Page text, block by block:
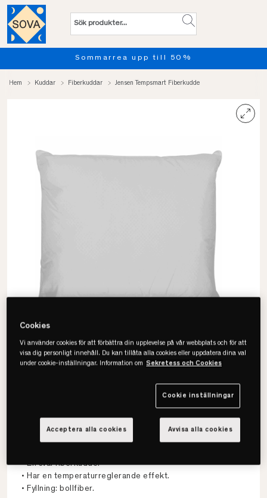
Sommarrea upp till 50%
Hem Kuddar Fiberkuddar Jensen Tempsmart Fiberkudde
Jensen
Tempsmart Fiberkudde
• En sval fiberkudde.
• Har en temperaturreglerande effekt.
• Fyllning: bollfiber.
Cookies
Vi använder cookies för att förbättra din upplevelse på vår webbplats och för att
visa dig personligt innehåll. Du kan tillåta alla cookies eller uppdatera dina val
under cookie-inställningar. Information om Sekretess och Cookies
Cookie inställningar
Avvisa alla cookies
Acceptera alla cookies